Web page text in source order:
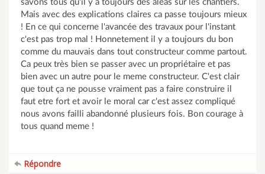
savons tous qu'il y a toujours des aléas sur les chantiers.
Mais avec des explications claires ca passe toujours mieux
! En ce qui concerne l'avancée des travaux pour l'instant
c'est pas trop mal ! Honnetement il y a toujours du bon
comme du mauvais dans tout constructeur comme partout.
Ca peux très bien se passer avec un propriétaire et pas
bien avec un autre pour le meme constructeur. C'est clair
que tout ça ne pousse vraiment pas a faire construire il
faut etre fort et avoir le moral car c'est assez compliqué
nous avons failli abandonné plusieurs fois. Bon courage à
tous quand meme !
Répondre